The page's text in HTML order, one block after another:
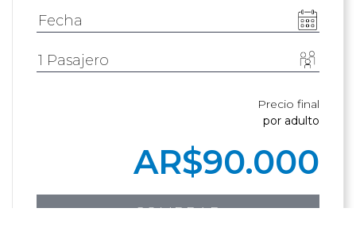
Precio final
por adulto
AR$90.000
COMPRAR